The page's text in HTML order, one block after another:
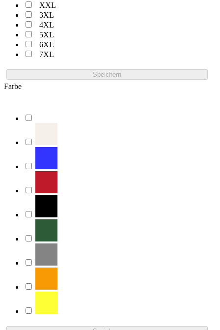
XXL
3XL
4XL
5XL
6XL
7XL
Speichern
Farbe